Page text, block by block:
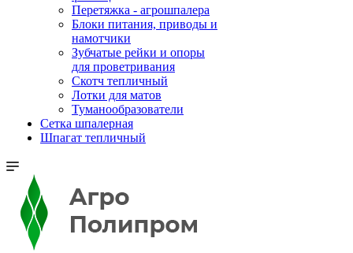
Перетяжка - агрошпалера
Блоки питания, приводы и
намотчики
Зубчатые рейки и опоры
для проветривания
Скотч тепличный
Лотки для матов
Туманообразователи
Сетка шпалерная
Шпагат тепличный